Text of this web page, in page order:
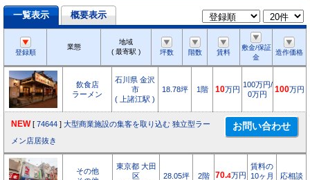
一覧表示 概要表示
登録順
業態
地域
( 最寄駅 )
坪数 階数 賃料
敷金/保証
金
造作価格
飲食店
ラーメン
石川県 金沢
市
( 上諸江駅 )
18.78坪 1階 10万円
100万円/
0万円
100万円
NEW [ 74644 ] 大型商業施設の集客を取り込む 独立型ラー
メン店居抜き
その他
東京都 大田
区
28.05坪 2階 70.4万円
賃料の
10ヶ月
応相談